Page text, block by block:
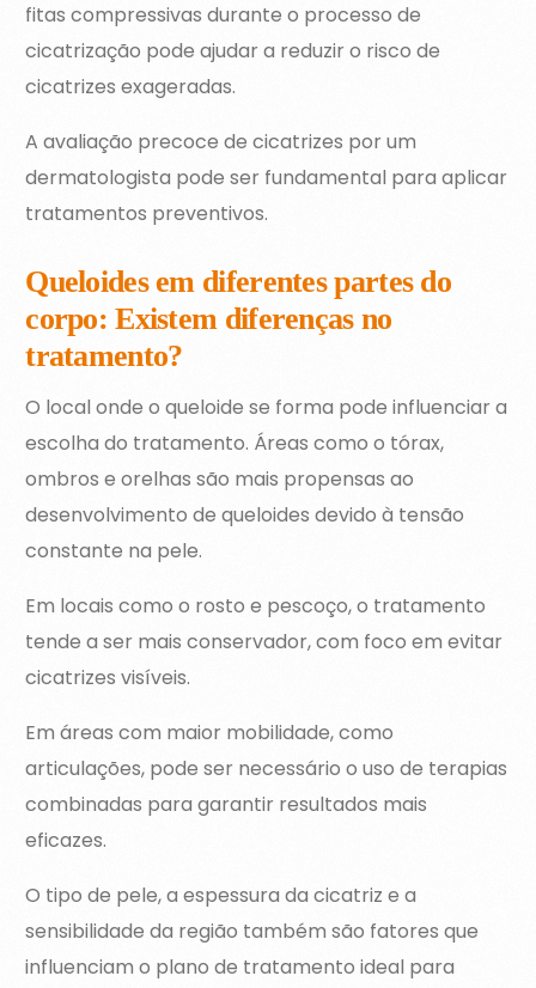
fitas compressivas durante o processo de
cicatrização pode ajudar a reduzir o risco de
cicatrizes exageradas.
A avaliação precoce de cicatrizes por um
dermatologista pode ser fundamental para aplicar
tratamentos preventivos.
Queloides em diferentes partes do
corpo: Existem diferenças no
tratamento?
O local onde o queloide se forma pode influenciar a
escolha do tratamento. Áreas como o tórax,
ombros e orelhas são mais propensas ao
desenvolvimento de queloides devido à tensão
constante na pele.
Em locais como o rosto e pescoço, o tratamento
tende a ser mais conservador, com foco em evitar
cicatrizes visíveis.
Em áreas com maior mobilidade, como
articulações, pode ser necessário o uso de terapias
combinadas para garantir resultados mais
eficazes.
O tipo de pele, a espessura da cicatriz e a
sensibilidade da região também são fatores que
influenciam o plano de tratamento ideal para